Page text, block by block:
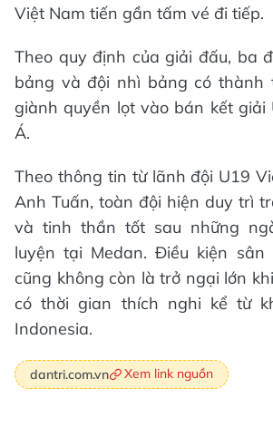
Việt Nam tiến gần tấm vé đi tiếp.
Theo quy định của giải đấu, ba
bảng và đội nhì bảng có thành
giành quyền lọt vào bán kết giải
Á.
Theo thông tin từ lãnh đội U19
Anh Tuấn, toàn đội hiện duy trì
và tinh thần tốt sau những
luyện tại Medan. Điều kiện
cũng không còn là trở ngại lớn
có thời gian thích nghi kể từ
Indonesia.
dantri.com.vn Xem link nguồn